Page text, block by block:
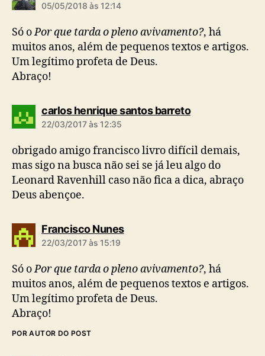
05/05/2018 às 12:14
Só oPor que tarda o pleno avivamento?, há
muitos anos, além de pequenos textos e artigos.
Um legítimo profeta de Deus.
Abraço!
carlos henrique santos barretod
:
22/03/2017 às 12:35
obrigado amigo francisco livro difícil demais,
mas sigo na busca não sei se já leu algo do
Leonard Ravenhill caso não fica a dica, abraço
Deus abençoe.
Francisco Nunesd
22/03/2017 às 15:19
Só oPor que tarda o pleno avivamento?, há
muitos anos, além de pequenos textos e artigos.
Um legítimo profeta de Deus.
Abraço!
POR AUTOR DO POST